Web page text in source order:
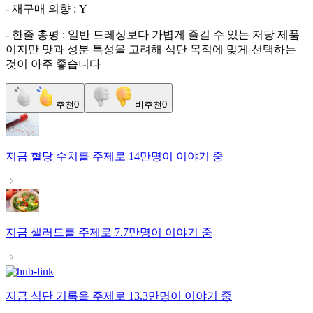
- 재구매 의향 : Y
- 한줄 총평 : 일반 드레싱보다 가볍게 즐길 수 있는 저당 제품
이지만 맛과 성분 특성을 고려해 식단 목적에 맞게 선택하는
것이 아주 좋습니다
추천0 비추천0
지금 혈당 수치 를 주제로 14만명이 이야기 중
지금 샐러드를 주제로 7.7만명이 이야기 중
지금 식단 기록을 주제로 13.3만명이 이야기 중